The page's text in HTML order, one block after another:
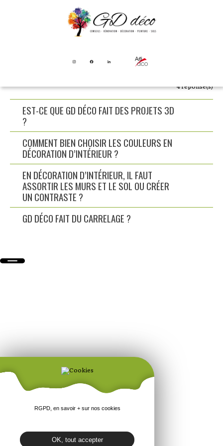
4réponse(s)
EST-CE QUE GD DÉCO FAIT DES PROJETS 3D
?
COMMENT BIEN CHOISIR LES COULEURS EN
DÉCORATION D’INTÉRIEUR ?
EN DÉCORATION D’INTÉRIEUR, IL FAUT
ASSORTIR LES MURS ET LE SOL OU CRÉER
UN CONTRASTE ?
GD DÉCO FAIT DU CARRELAGE ?
RGPD, en savoir + sur nos cookies
OK, tout accepter